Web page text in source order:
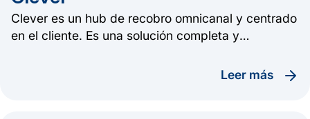
Clever es un hub de recobro omnicanal y centrado
en el cliente. Es una solución completa y
leer más